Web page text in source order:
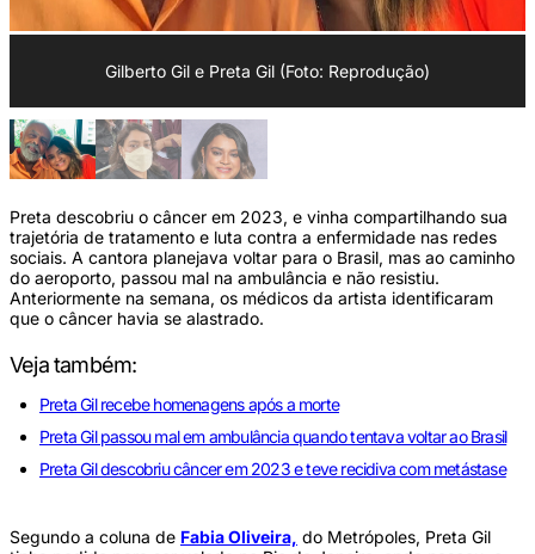
Gilberto Gil e Preta Gil (Foto: Reprodução)
Preta descobriu o câncer em 2023, e vinha compartilhando sua
trajetória de tratamento e luta contra a enfermidade nas redes
sociais. A cantora planejava voltar para o Brasil, mas ao caminho
do aeroporto, passou mal na ambulância e não resistiu.
Anteriormente na semana, os médicos da artista identificaram
que o câncer havia se alastrado.
Veja também:
Preta Gil recebe homenagens após a morte
Preta Gil passou mal em ambulância quando tentava voltar ao Brasil
Preta Gil descobriu câncer em 2023 e teve recidiva com metástase
Segundo a coluna de Fabia Oliveira, do Metrópoles, Preta Gil